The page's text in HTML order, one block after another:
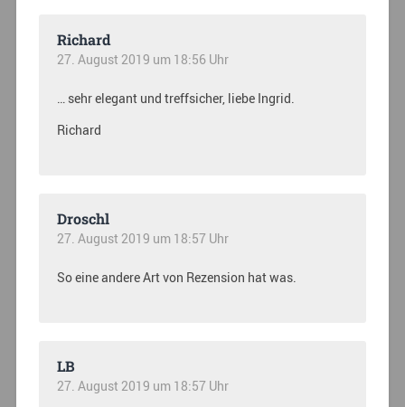
Richard
27. August 2019 um 18:56 Uhr
… sehr elegant und treffsicher, liebe Ingrid.
Richard
Droschl
27. August 2019 um 18:57 Uhr
So eine andere Art von Rezension hat was.
LB
27. August 2019 um 18:57 Uhr